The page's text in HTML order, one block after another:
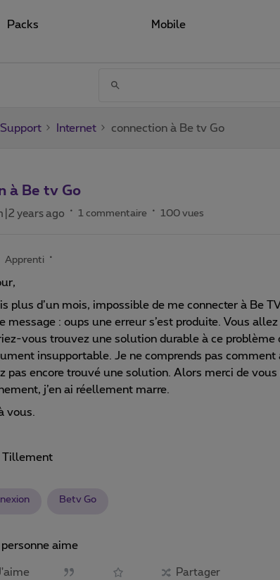
Packs Mobile
Support Internet connection à Be tv Go
à Be tv Go
years ago 1 commentaire 100 vues
Apprenti
plus d’un mois, impossible de me connecter à Be
message : oups une erreur s’est produite. Vous allez
vous trouvez une solution durable à ce problème
insupportable. Je ne comprends pas comment
pas encore trouvé une solution. Alors merci de
j’en ai réellement marre.
vous.
Tillement
Betv Go
personne aime
Partager